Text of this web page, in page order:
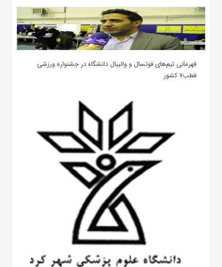
قهرمانی تیم‌های فوتسال و والیبال دانشگاه در جشنواره ورزشی
قطب۷ کشور